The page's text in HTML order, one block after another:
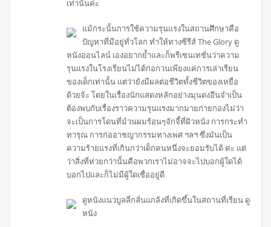
เท่านั้นค่ะ
แม้กระนั้นการใช้ความรุนแรงในสถานศึกษาคือ
ปัญหาที่มีอยู่ทั่วโลก ทำให้ทางซีรีส์ The Glory ดู
หนังออนไลน์ เองอยากย้ำและก็พรีเซนเทชั่นว่าความ
รุนแรงในโรงเรียนไม่ได้ก่อกวนเพียงแค่การเล่าเรียน
ของเด็กเท่านั้น แต่ว่ายังมีผลต่อชีวิตทั้งชีวิตของเหยื่อ
ด้วยจ้ะ โดยในเรื่องนักแสดงหลักอย่างมุนดงอึนจำเป็น
ต้องพบกับเรื่องราวความรุนแรงมากมายก่ายกองไม่ว่า
จะเป็นการโดนที่ม้วนผมร้อนๆจักจี้ที่ผิวหนัง การกระทำ
ทารุณ การก่ออาชญากรรมทางเพศ ฯลฯ ซึ่งมันเป็น
ความร้ายแรงที่เกินกว่าเด็กคนหนึ่งจะยอมรับได้ ค่ะ แต่
ว่าสิ่งที่ห่วยกว่านั้นคือพวกเราไม่อาจจะไปบอกผู้ใดได้
บอกไปและก็ไม่มีผู้ใดเชื่ออยู่ดี
ดูหนังแนวบูลลี่กลั่นแกล้งที่เกิดขึ้นในสถานที่เรียน ดู
หนัง